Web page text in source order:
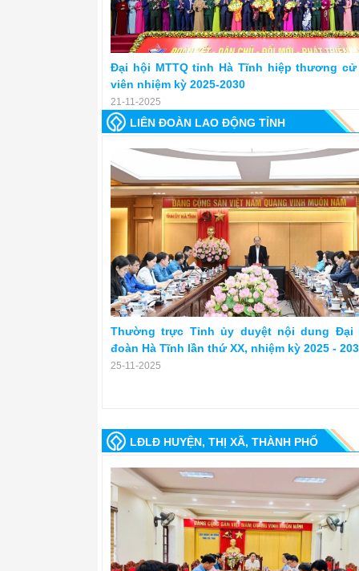
Đại hội MTTQ tỉnh Hà Tĩnh hiệp thương cử
viên nhiệm kỳ 2025-2030
21-11-2025
LIÊN ĐOÀN LAO ĐỘNG TỈNH
Thường trực Tỉnh ủy duyệt nội dung Đại
đoàn Hà Tĩnh lần thứ XX, nhiệm kỳ 2025 -
25-11-2025
LĐLĐ HUYỆN, THỊ XÃ, THÀNH PHỐ